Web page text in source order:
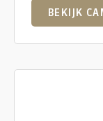
BEKIJK